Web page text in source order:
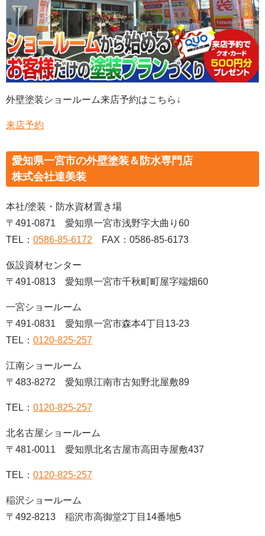
外壁塗装ショールーム来店予約はこちら↓
来店予約
愛知県一宮市の外壁塗装＆防水専門店
株式会社達美装
本社/塗装・防水資材置き場
〒491-0871 愛知県一宮市浅野字大曲り60
TEL： 0586-85-6172 FAX：0586-85-6173
仮設資材センター
〒491-0813 愛知県一宮市千秋町町屋字端畑60
一宮ショールーム
〒491-0831 愛知県一宮市森本4丁目13-23
TEL： 0120-825-257
江南ショールーム
〒483-8272 愛知県江南市古知野北屋敷89
TEL： 0120-825-257
北名古屋ショールーム
〒481-0011 愛知県北名古屋市高田寺屋敷437
TEL： 0120-825-257
稲沢ショールーム
〒492-8213 稲沢市高御堂2丁目14番地5